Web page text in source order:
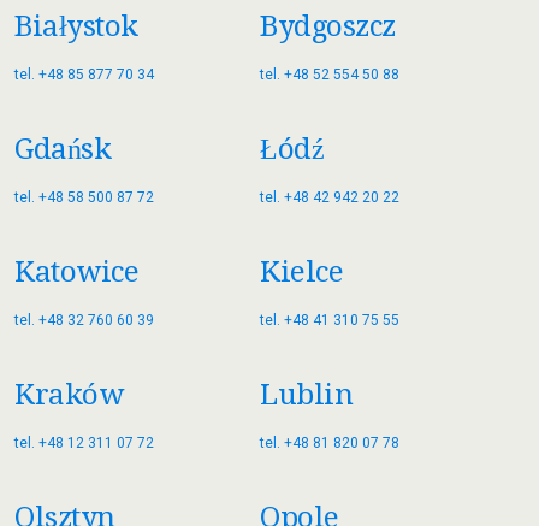
Białystok
tel. +48 85 877 70 34
Bydgoszcz
tel. +48 52 554 50 88
Gdańsk
tel. +48 58 500 87 72
Łódź
tel. +48 42 942 20 22
Katowice
tel. +48 32 760 60 39
Kielce
tel. +48 41 310 75 55
Kraków
tel. +48 12 311 07 72
Lublin
tel. +48 81 820 07 78
Olsztyn Opole